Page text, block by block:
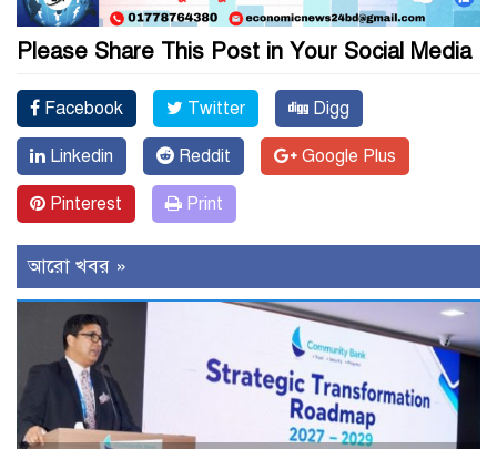
Please Share This Post in Your Social Media
Facebook Twitter Digg
Linkedin Reddit Google Plus
Pinterest Print
আরো খবর »